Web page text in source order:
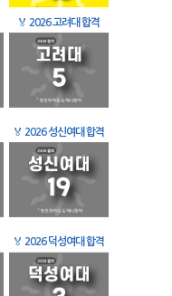
🏅 2026 고려대 합격
🏅 2026 성신여대 합격
🏅 2026 덕성여대 합격